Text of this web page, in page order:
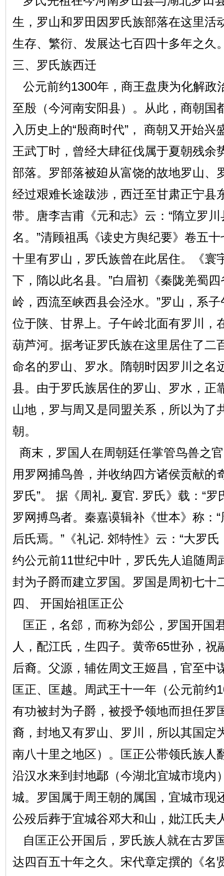
生，罗山和罗田因罗氏族部落在这里活
生存、繁衍、发展达七百四十多年之久
三、罗氏族西迁
公元前约1300年，商王盘庚为化解政
至殷（今河南安阳县）。从此，商朝国
入历史上的“殷商时代”， 商朝又开始兴
王武丁时，曾经大肆征伐属于夏朝残余
部落。罗部落被廹从富饶的故地罗山、
经过艰难长途跋涉，西迁至甘肃正宁县
带。唐李吉甫《元和志》云：“隋立罗
名。”清顾祖禹《读史方舆纪要》卷五
十里有罗山，罗氏族曾在此居住。《寰
下，隋以此名县。”白眉初《秦陇羌蜀
岭，西流至峡西县会泾水。”罗山，系
位于陕、甘界上。子午岭北面有罗川，
葫芦河。据考证罗氏族在这里居住了二
命名的罗山、罗水。隋朝时因罗川之名
县。由于罗氏族居住的罗山、罗水，正
山地，罗与周又是同盟关系，所以为了
朝。
商末，罗国人在周朝廷任掌管鸟兽之
用罗网捕鸟兽，并收纳四方诸侯贡献的
罗氏”。 据《周礼. 夏官. 罗氏》载：“罗
罗网搏鸟者。秦嘉谟辑补《世本》称：
后氏焉。”《礼记. 郊特性》云：“大罗
约公元前11世纪中叶，罗氏先人追随周
封为子爵而建立罗国。罗国是周初七十
四、 开国始祖匡正公
匡正，名郐，而称为郐公，罗国开国
人，配江氏，生四子。黄帝65世孙，祝
后裔。父源，辅佐周文王姬昌，官至中
匡正、匡越。周武王十一年（公元前约
有功被封为子爵，被授予领地而担任罗
裔，封地又有罗山、罗川，所以其国定
南八十里之地区）。匡正公带领氏族人
沿汉水来到封地鄢（今湖北宜城市境内
城。罗国属于周王朝的属国，宜城市现
公殁后葬于宜城谷邓大和山，妣江氏夫
自匡正公开国后，罗氏族人就在古罗
达四百五十年之久。宋代章定撰的《名